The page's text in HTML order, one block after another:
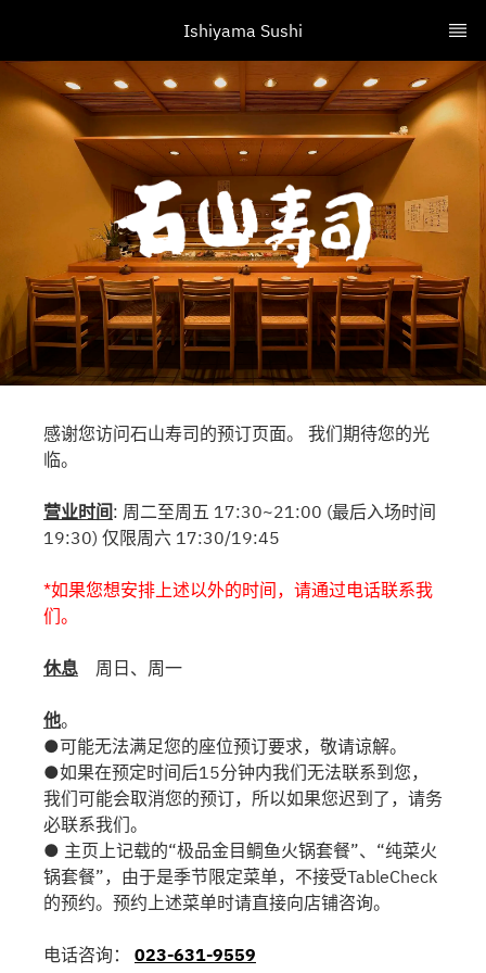
Ishiyama Sushi
感谢您访问石山寿司的预订页面。 我们期待您的光
临。
营业时间: 周二至周五 17:30~21:00 (最后入场时间
19:30) 仅限周六 17:30/19:45
*如果您想安排上述以外的时间，请通过电话联系我
们。
休息 周日、周一
他。
●可能无法满足您的座位预订要求，敬请谅解。
●如果在预定时间后15分钟内我们无法联系到您，
我们可能会取消您的预订，所以如果您迟到了，请务
必联系我们。
● 主页上记载的“极品金目鲷鱼火锅套餐”、“纯菜火
锅套餐”，由于是季节限定菜单，不接受TableCheck
的预约。预约上述菜单时请直接向店铺咨询。
电话咨询： 023-631-9559